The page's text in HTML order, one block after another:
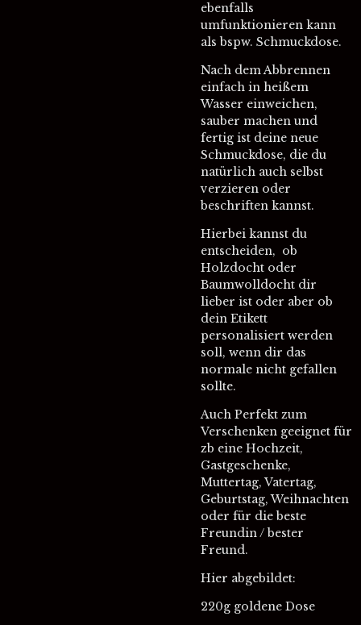
ebenfalls
umfunktionieren kann
als bspw. Schmuckdose.
Nach dem Abbrennen
einfach in heißem
Wasser einweichen,
sauber machen und
fertig ist deine neue
Schmuckdose, die du
natürlich auch selbst
verzieren oder
beschriften kannst.
Hierbei kannst du
entscheiden, ob
Holzdocht oder
Baumwolldocht dir
lieber ist oder aber ob
dein Etikett
personalisiert werden
soll, wenn dir das
normale nicht gefallen
sollte.
Auch Perfekt zum
Verschenken geeignet für
zb eine Hochzeit,
Gastgeschenke,
Muttertag, Vatertag,
Geburtstag, Weihnachten
oder für die beste
Freundin / bester
Freund.
Hier abgebildet:
220g goldene Dose